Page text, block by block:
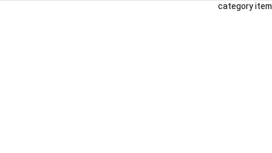
category item